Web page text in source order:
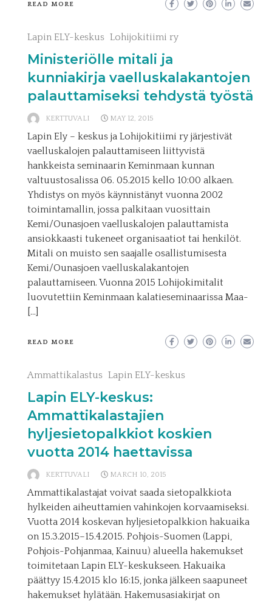
READ MORE
Lapin ELY-keskus Lohijokitiimi ry
Ministeriölle mitali ja
kunniakirja vaelluskalakantojen
palauttamiseksi tehdystä työstä
KERTTUVALI MAY 12, 2015
Lapin Ely – keskus ja Lohijokitiimi ry järjestivät
vaelluskalojen palauttamiseen liittyvistä
hankkeista seminaarin Keminmaan kunnan
valtuustosalissa 06. 05.2015 kello 10:00 alkaen.
Yhdistys on myös käynnistänyt vuonna 2002
toimintamallin, jossa palkitaan vuosittain
Kemi/Ounasjoen vaelluskalojen palauttamista
ansiokkaasti tukeneet organisaatiot tai henkilöt.
Mitali on muisto sen saajalle osallistumisesta
Kemi/Ounasjoen vaelluskalakantojen
palauttamiseen. Vuonna 2015 Lohijokimitalit
luovutettiin Keminmaan kalatieseminaarissa Maa-
[…]
READ MORE
Ammattikalastus Lapin ELY-keskus
Lapin ELY-keskus:
Ammattikalastajien
hyljesietopalkkiot koskien
vuotta 2014 haettavissa
KERTTUVALI MARCH 10, 2015
Ammattikalastajat voivat saada sietopalkkiota
hylkeiden aiheuttamien vahinkojen korvaamiseksi.
Vuotta 2014 koskevan hyljesietopalkkion hakuaika
on 15.3.2015–15.4.2015. Pohjois-Suomen (Lappi,
Pohjois-Pohjanmaa, Kainuu) alueella hakemukset
toimitetaan Lapin ELY-keskukseen. Hakuaika
päättyy 15.4.2015 klo 16:15, jonka jälkeen saapuneet
hakemukset hylätään. Hakemusasiakirjat on